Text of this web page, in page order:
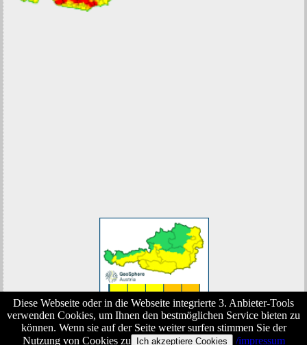
Copyright FF-Würmla © 2016. All Rights Reserved.
Diese Webseite oder in die Webseite integrierte 3. Anbieter-Tools
verwenden Cookies, um Ihnen den bestmöglichen Service bieten zu
können. Wenn sie auf der Seite weiter surfen stimmen Sie der
Nutzung von Cookies zu
Ich akzeptiere Cookies /impressum